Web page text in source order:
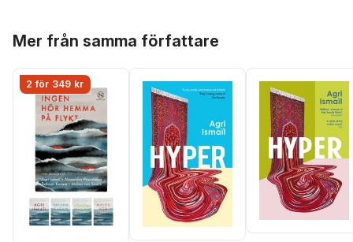
Mer från samma författare
2 för 349 kr